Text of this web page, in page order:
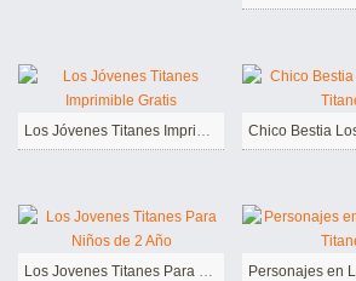
Los Jóvenes Titanes Imprimible Gratis
Los Jovenes Titanes Para Niños de 2 Año